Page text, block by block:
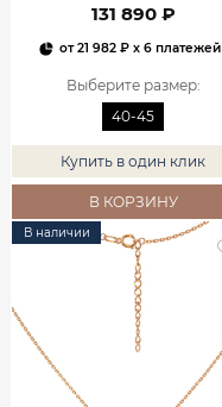
131 890 ₽
от21 982 ₽ x 6 платежей
Выберите размер:
40-45
Купить в один клик
В КОРЗИНУ
В наличии